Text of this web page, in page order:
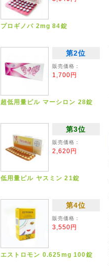
プロギノバ 2mg 84錠
第2位
販売価格：
1,700円
超低用量ピル マーシロン 28錠
第3位
販売価格：
2,620円
低用量ピル ヤスミン 21錠
第4位
販売価格：
3,550円
エストロモン 0.625mg 100錠